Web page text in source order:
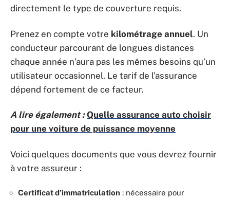
directement le type de couverture requis.
Prenez en compte votre kilométrage annuel. Un
conducteur parcourant de longues distances
chaque année n’aura pas les mêmes besoins qu’un
utilisateur occasionnel. Le tarif de l’assurance
dépend fortement de ce facteur.
A lire également : Quelle assurance auto choisir
pour une voiture de puissance moyenne
Voici quelques documents que vous devrez fournir
à votre assureur :
Certificat d’immatriculation : nécessaire pour